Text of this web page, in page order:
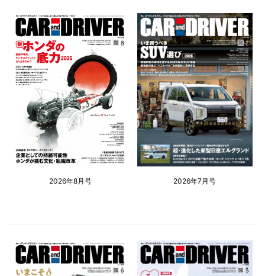
2026年8月号 2026年7月号